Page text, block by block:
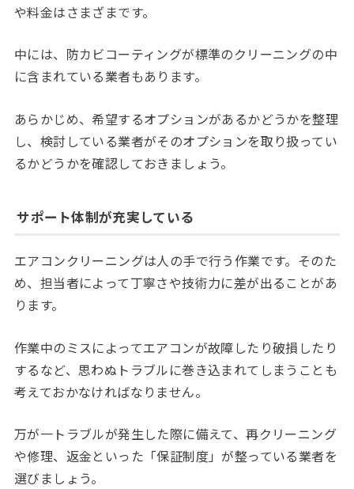
や料金はさまざまです。
中には、防カビコーティングが標準のクリーニングの中
に含まれている業者もあります。
あらかじめ、希望するオプションがあるかどうかを整理
し、検討している業者がそのオプションを取り扱ってい
るかどうかを確認しておきましょう。
サポート体制が充実している
エアコンクリーニングは人の手で行う作業です。そのた
め、担当者によって丁寧さや技術力に差が出ることがあ
ります。
作業中のミスによってエアコンが故障したり破損したり
するなど、思わぬトラブルに巻き込まれてしまうことも
考えておかなければなりません。
万が一トラブルが発生した際に備えて、再クリーニング
や修理、返金といった「保証制度」が整っている業者を
選びましょう。